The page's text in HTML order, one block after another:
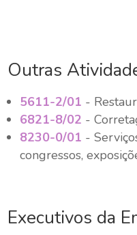
Outras
5611-2/01 -
6821-8/02 -
8230-0/01 -
congressos,
Executivos da